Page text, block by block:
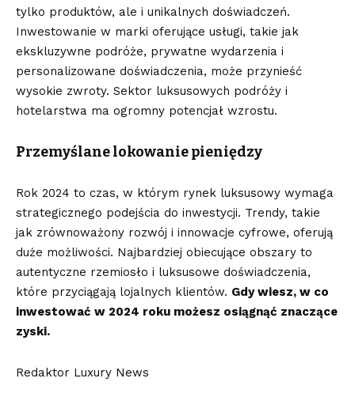
tylko produktów, ale i unikalnych doświadczeń.
Inwestowanie w marki oferujące usługi, takie jak
ekskluzywne podróże, prywatne wydarzenia i
personalizowane doświadczenia, może przynieść
wysokie zwroty. Sektor luksusowych podróży i
hotelarstwa ma ogromny potencjał wzrostu.
Przemyślane lokowanie pieniędzy
Rok 2024 to czas, w którym rynek luksusowy wymaga
strategicznego podejścia do inwestycji. Trendy, takie
jak zrównoważony rozwój i innowacje cyfrowe, oferują
duże możliwości. Najbardziej obiecujące obszary to
autentyczne rzemiosło i luksusowe doświadczenia,
które przyciągają lojalnych klientów. Gdy wiesz, w co
inwestować w 2024 roku możesz osiągnąć znaczące
zyski.
Redaktor Luxury News